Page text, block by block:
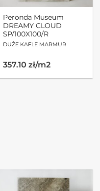
Peronda Museum
DREAMY CLOUD
SP/100X100/R
DUŻE KAFLE MARMUR
357.10 zł/m2